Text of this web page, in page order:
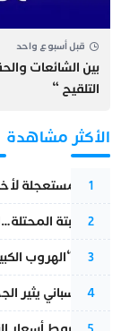
قبل أسبوع واحد
بين الشائعات
التلقيح “
الأكثر مشاهدة
1
عودة مستعجلة
2
أزمة سبتة
3
عملية “الهروب
4
تقرير إسباني